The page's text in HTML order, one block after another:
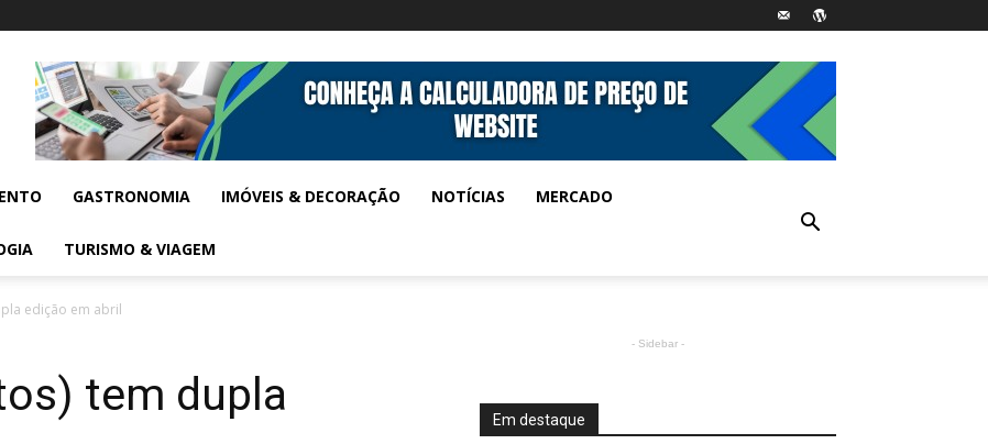
GASTRONOMIA IMÓVEIS & DECORAÇÃO NOTÍCIAS MERCADO
TURISMO & VIAGEM
edição em abril
tem dupla
- Sidebar -
Em destaque